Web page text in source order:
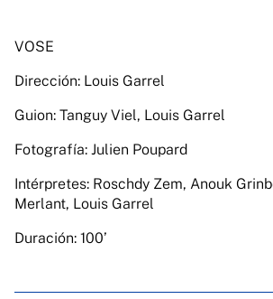
VOSE
Dirección: Louis Garrel
Guion: Tanguy Viel, Louis Garrel
Fotografía: Julien Poupard
Intérpretes: Roschdy Zem, Anouk
Merlant, Louis Garrel
Duración: 100’